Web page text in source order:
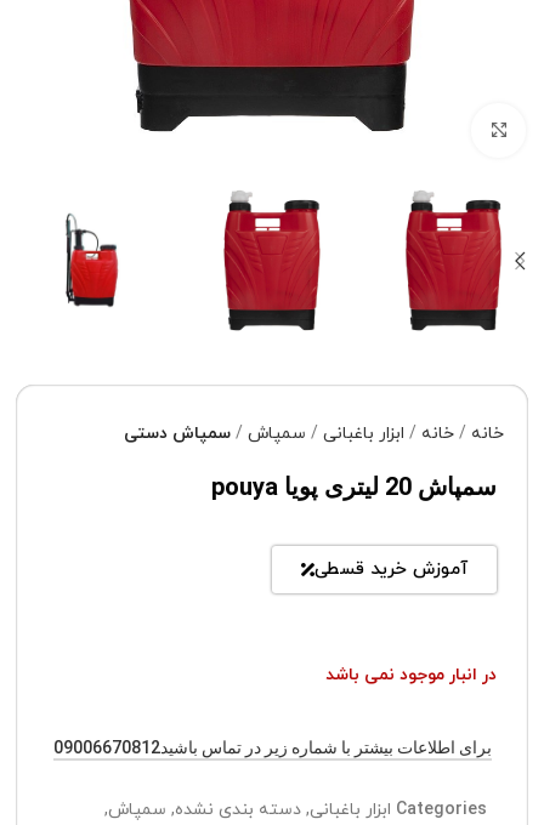
برای بزرگنمایی کلیک کنید
خانه خانه ابزار باغبانی سمپاش سمپاش دستی
سمپاش 20 لیتری پویا pouya
آموزش خرید قسطی
در انبار موجود نمی باشد
برای اطلاعات بیشتر با شماره زیر در تماس باشید09006670812
Categories ابزار باغبانی, دسته بندی نشده, سمپاش,